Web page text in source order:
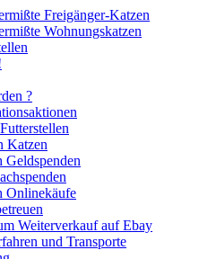
Freigänger-Katzen
Wohnungskatzen
?
Katzen
Onlinekäufe
Weiterverkauf auf Ebay
und Transporte